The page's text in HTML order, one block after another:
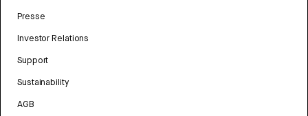
Presse
Investor Relations
Support
Sustainability
AGB